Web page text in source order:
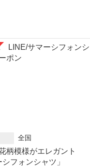
全国
柄模様がエレガント
フォンシャツ」